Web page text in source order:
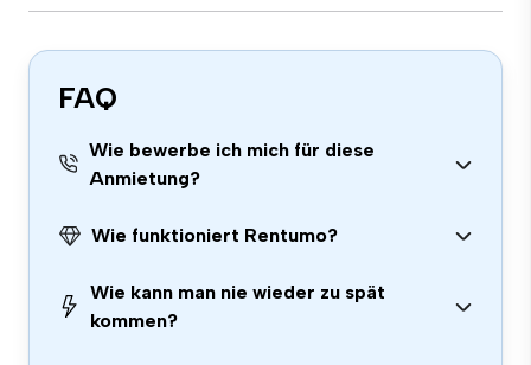
FAQ
Wie bewerbe ich mich für diese
Anmietung?
Wie funktioniert Rentumo?
Wie kann man nie wieder zu spät
kommen?